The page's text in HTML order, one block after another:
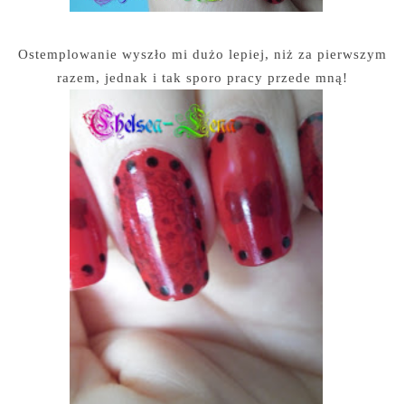
Ostemplowanie wyszło mi dużo lepiej, niż za pierwszym
razem, jednak i tak sporo pracy przede mną!